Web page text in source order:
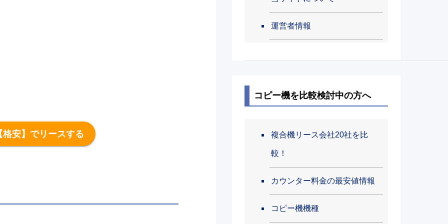
格安】でリースする
運営者情報
コピー機を比較検討中の方へ
複合機リース会社20社を比
較！
カウンター料金の最安値情報
コピー機機種